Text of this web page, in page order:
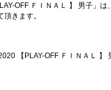
OFF ＦＩＮＡＬ 】 男子」は
きます。
【PLAY-OFF ＦＩＮＡＬ